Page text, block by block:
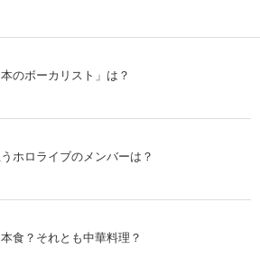
のボーカリスト」は？
ホロライブのメンバーは？
食？それとも中華料理？